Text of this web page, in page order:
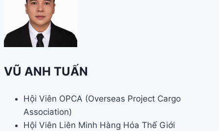
VŨ ANH TUẤN
Hội Viên OPCA (Overseas Project Cargo
Association)
Hội Viên Liên Minh Hàng Hóa Thế Giới